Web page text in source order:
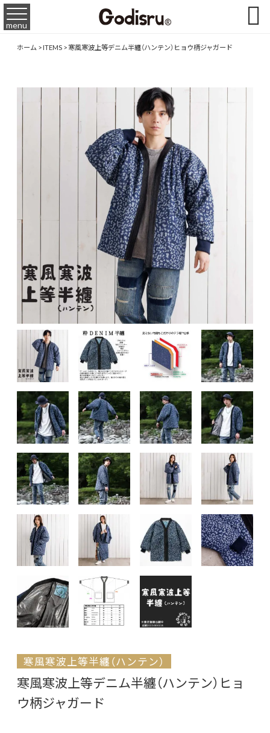
menu 
ホーム>ITEMS>寒風寒波上等デニム半纏（ハンテン）ヒョウ柄ジャガード
寒風寒波上等半纏（ハンテン）
寒風寒波上等デニム半纏（ハンテン）ヒョ
ウ柄ジャガード